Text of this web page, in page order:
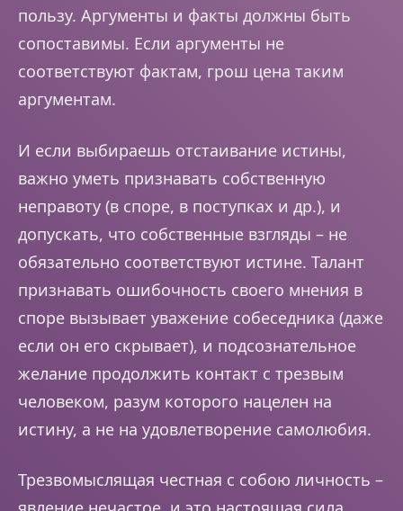
пользу. Аргументы и факты должны быть
сопоставимы. Если аргументы не
соответствуют фактам, грош цена таким
аргументам.
И если выбираешь отстаивание истины,
важно уметь признавать собственную
неправоту (в споре, в поступках и др.), и
допускать, что собственные взгляды – не
обязательно соответствуют истине. Талант
признавать ошибочность своего мнения в
споре вызывает уважение собеседника (даже
если он его скрывает), и подсознательное
желание продолжить контакт с трезвым
человеком, разум которого нацелен на
истину, а не на удовлетворение самолюбия.
Трезвомыслящая честная с собою личность –